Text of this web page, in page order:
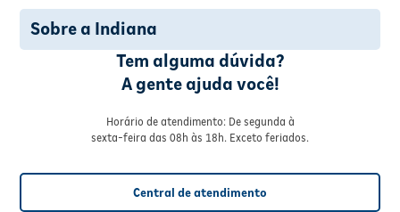
Sobre a Indiana
Tem alguma dúvida?
A gente ajuda você!
Horário de atendimento: De segunda à
sexta-feira das 08h às 18h. Exceto feriados.
Central de atendimento